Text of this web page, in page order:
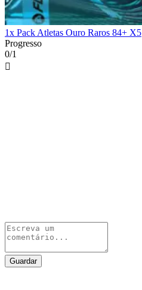
1x Pack Atletas Ouro Raros 84+ X5
Progresso
0/1

Guardar